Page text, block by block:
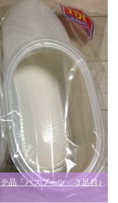
品「バスブーツ」３足目♪